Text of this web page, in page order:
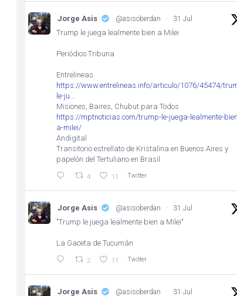
Jorge Asis @asisoberdan · 31 Jul
Trump le juega lealmente bien a Milei
Periódico Tribuna
Entrelineas
https://www.entrelineas.info/articulo/1076/45474/
le-ju...
Misiones, Baires, Chubut para Todos
https://mptnoticias.com/trump-le-juega-lealmente-
a-milei/
Andigital
Transitorio estrellato de Kristalina en Buenos Aires y
papelón del Tertuliano en Brasil
4 11 Twitter
Jorge Asis @asisoberdan · 31 Jul
"Trump le juega lealmente bien a Milei"
La Gaceta de Tucumán
2 11 Twitter
Jorge Asis @asisoberdan · 31 Jul